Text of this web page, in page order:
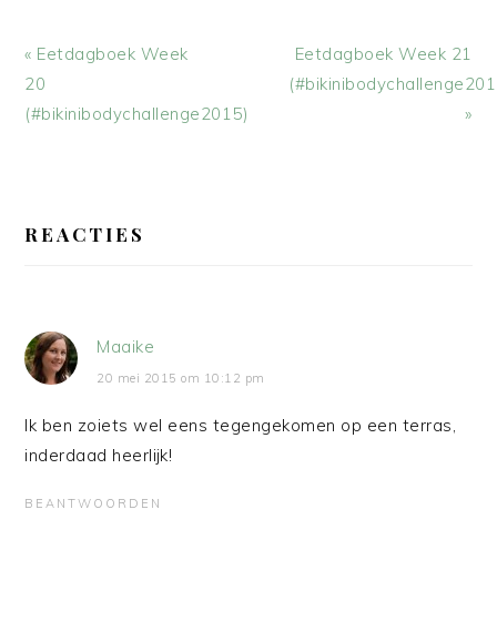
Vorig
bericht:
« Eetdagboek Week
20
(#bikinibodychallenge2015)
Volgend
bericht:
Eetdagboek Week 21
»
INTERACTIES
REACTIES
Maaike
20 mei 2015 om 10:12 pm
Ik ben zoiets wel eens tegengekomen op een terras,
inderdaad heerlijk!
BEANTWOORDEN